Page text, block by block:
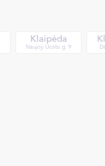
Klaipėda
Naujoji Uosto g. 9